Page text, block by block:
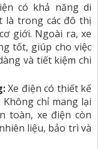
có khả năng di
là trong các đô thị
giới. Ngoài ra, xe
tốt, giúp cho việc
và tiết kiệm chi
Xe điện có thiết kế
chỉ mang lại
toàn, xe điện còn
liệu, bảo trì và